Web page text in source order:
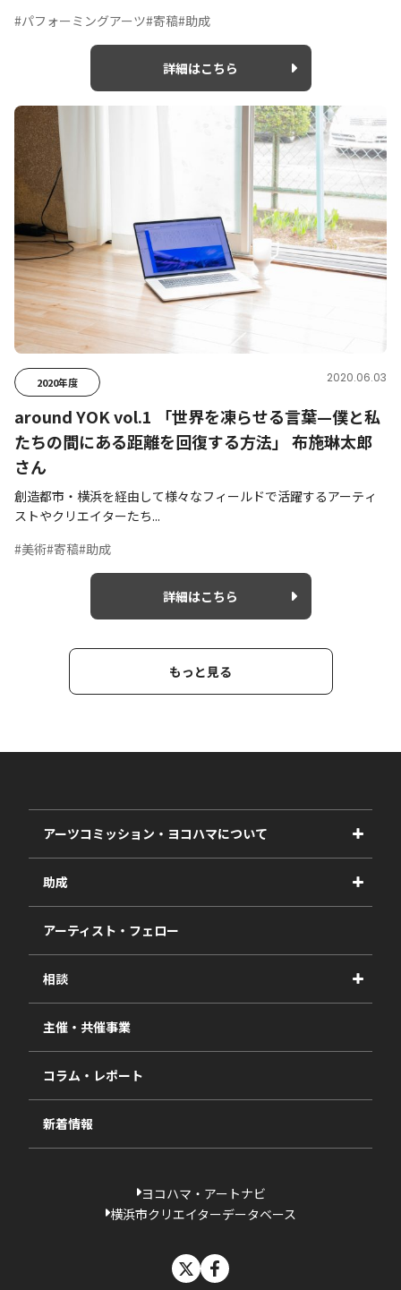
#パフォーミングアーツ#寄稿#助成
詳細はこちら
2020年度 2020.06.03
around YOK vol.1 「世界を凍らせる言葉—僕と私
たちの間にある距離を回復する方法」 布施琳太郎
さん
創造都市・横浜を経由して様々なフィールドで活躍するアーティ
ストやクリエイターたち...
#美術#寄稿#助成
詳細はこちら
もっと見る
アーツコミッション・ヨコハマについて
事業紹介
事業報告書
助成
2027年度
2026年度
2025年度
2024年度
2023年度
過去の採択一覧
アーティスト・フェロー
相談
視察・ヒアリング・研究
相談依頼フォーム
主催・共催事業
コラム・レポート
新着情報
ヨコハマ・アートナビ
横浜市クリエイターデータベース